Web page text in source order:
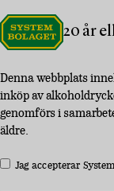
20 år
Denna webbplats
inköp av
genomförs i
äldre.
Jag accepterar